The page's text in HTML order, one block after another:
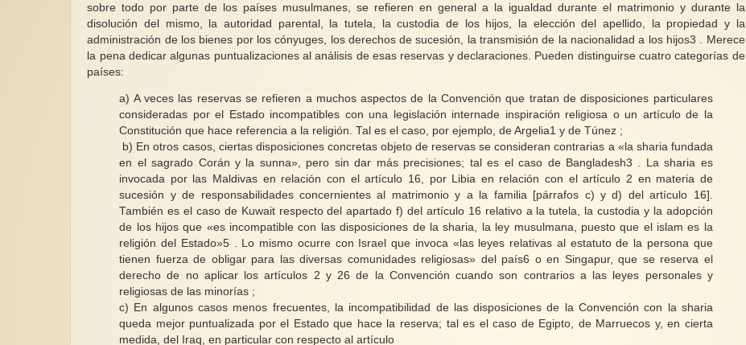
sobre todo por parte de los países musulmanes, se refieren en general a la igualdad durante el matrimonio y durante la
disolución del mismo, la autoridad parental, la tutela, la custodia de los hijos, la elección del apellido, la propiedad y la
administración de los bienes por los cónyuges, los derechos de sucesión, la transmisión de la nacionalidad a los hijos3 . Merece
la pena dedicar algunas puntualizaciones al análisis de esas reservas y declaraciones. Pueden distinguirse cuatro categorías de
países:
a) A veces las reservas se refieren a muchos aspectos de la Convención que tratan de disposiciones particulares
consideradas por el Estado incompatibles con una legislación internade inspiración religiosa o un artículo de la
Constitución que hace referencia a la religión. Tal es el caso, por ejemplo, de Argelia1 y de Túnez ;
b) En otros casos, ciertas disposiciones concretas objeto de reservas se consideran contrarias a «la sharia fundada
en el sagrado Corán y la sunna», pero sin dar más precisiones; tal es el caso de Bangladesh3 . La sharia es
invocada por las Maldivas en relación con el artículo 16, por Libia en relación con el artículo 2 en materia de
sucesión y de responsabilidades concernientes al matrimonio y a la familia [párrafos c) y d) del artículo 16].
También es el caso de Kuwait respecto del apartado f) del artículo 16 relativo a la tutela, la custodia y la adopción
de los hijos que «es incompatible con las disposiciones de la sharia, la ley musulmana, puesto que el islam es la
religión del Estado»5 . Lo mismo ocurre con Israel que invoca «las leyes relativas al estatuto de la persona que
tienen fuerza de obligar para las diversas comunidades religiosas» del país6 o en Singapur, que se reserva el
derecho de no aplicar los artículos 2 y 26 de la Convención cuando son contrarios a las leyes personales y
religiosas de las minorías ;
c) En algunos casos menos frecuentes, la incompatibilidad de las disposiciones de la Convención con la sharia
queda mejor puntualizada por el Estado que hace la reserva; tal es el caso de Egipto, de Marruecos y, en cierta
medida, del Iraq, en particular con respecto al artículo